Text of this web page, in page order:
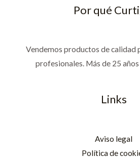
Por qué
Vendemos productos de calidad
profesionales. Más de 25
Links
Aviso legal
Política de